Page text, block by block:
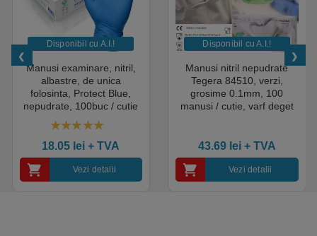
Disponibil cu A.I.​!
Manusi examinare, nitril,
albastre, de unica
folosinta, Protect Blue,
nepudrate, 100buc / cutie
pentru medical, HoReCa,
saloane si domeniul
industrial, calitate premium
18.05 lei + TVA
Vezi detalii
Disponibil cu A.I.​!
Manusi nitril nepudrate
Tegera 84510, verzi,
grosime 0.1mm, 100
manusi / cutie, varf deget
43.69 lei+ TVA
Vezi detalii